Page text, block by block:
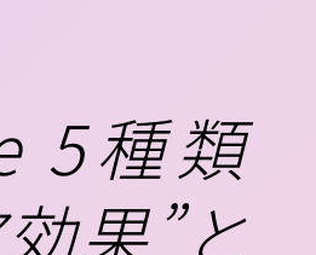
5種類
果”と